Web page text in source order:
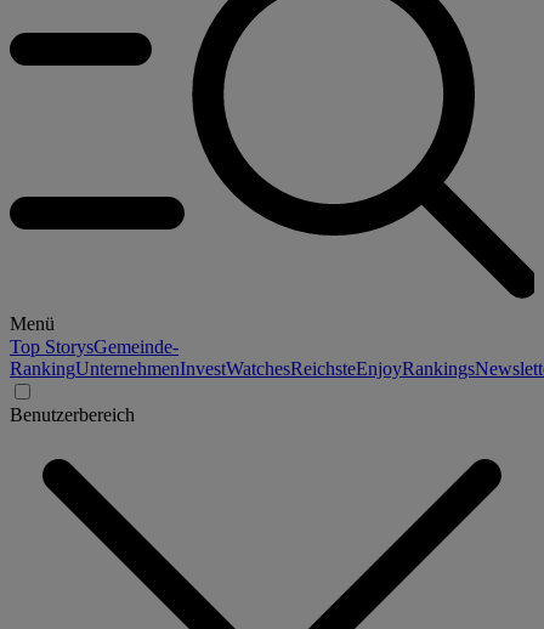
Menü
Top StorysGemeinde-
RankingUnternehmenInvestWatchesReichsteEnjoyRankings
Benutzerbereich